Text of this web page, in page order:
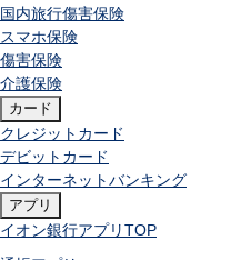
国内旅行傷害保険
スマホ保険
傷害保険
介護保険
カード
クレジットカード
デビットカード
インターネットバンキング
アプリ
イオン銀行アプリTOP